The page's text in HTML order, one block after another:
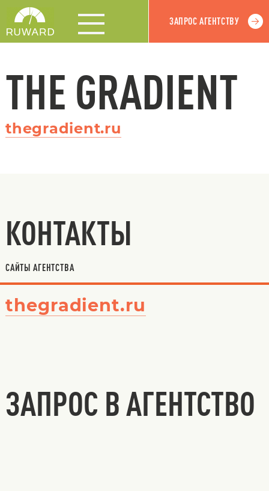
ЗАПРОС АГЕНТСТВУ
THE GRADIENT
thegradient.ru
КОНТАКТЫ
САЙТЫ АГЕНТСТВА
thegradient.ru
ЗАПРОС В АГЕНТСТВО